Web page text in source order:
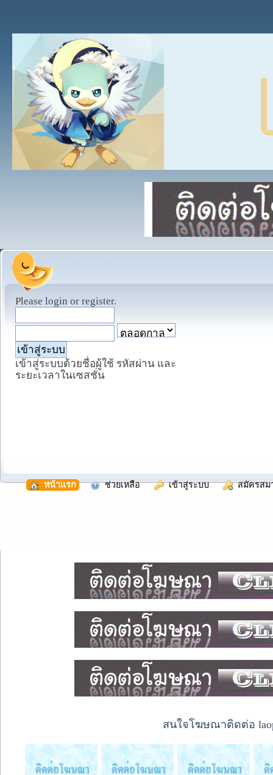
Please login or register.
เข้าสู่ระบบด้วยชื่อผู้ใช้ รหัสผ่าน และ
ระยะเวลาในเซสชั่น
หน้าแรก ช่วยเหลือ เข้าสู่ระบบ สมัครสม
สนใจโฆษณาติดต่อ